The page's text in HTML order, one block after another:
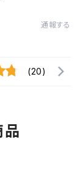
通報する
(20)
品